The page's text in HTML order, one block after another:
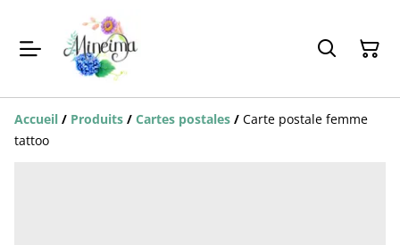
Accueil / Produits / Cartes postales / Carte postale femme
tattoo